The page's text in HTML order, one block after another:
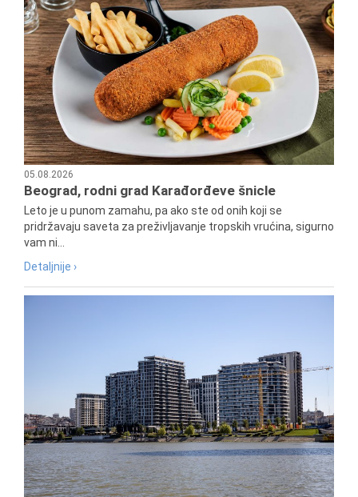
05.08.2026
Beograd, rodni grad Karađorđeve šnicle
Leto je u punom zamahu, pa ako ste od onih koji se
pridržavaju saveta za preživljavanje tropskih vrućina, sigurno
vam ni...
Detaljnije ›